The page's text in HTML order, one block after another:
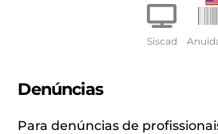
Siscad
Denúncias
Para denúncias de